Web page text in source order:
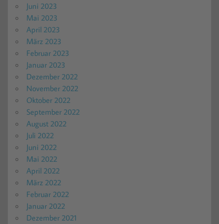
Juni 2023
Mai 2023
April 2023
März 2023
Februar 2023
Januar 2023
Dezember 2022
November 2022
Oktober 2022
September 2022
August 2022
Juli 2022
Juni 2022
Mai 2022
April 2022
März 2022
Februar 2022
Januar 2022
Dezember 2021